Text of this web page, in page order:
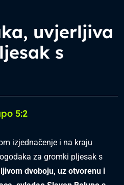
uvjerljiva
s
5:2
izjednačenje i na kraju
za gromki pljesak s
dvoboju, uz otvorenu i